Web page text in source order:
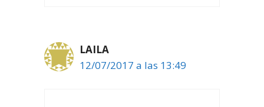
LAILA
12/07/2017 a las 13:49